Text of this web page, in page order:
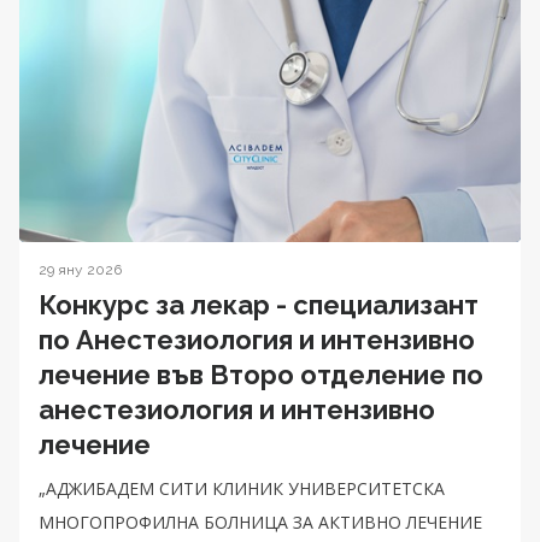
29 яну 2026
Конкурс за лекар - специализант
по Анестезиология и интензивно
лечение във Второ отделение по
анестезиология и интензивно
лечение
„АДЖИБАДЕМ СИТИ КЛИНИК УНИВЕРСИТЕТСКА
МНОГОПРОФИЛНА БОЛНИЦА ЗА АКТИВНО ЛЕЧЕНИЕ